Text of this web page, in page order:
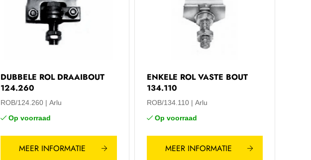
DUBBELE ROL DRAAIBOUT
124.260
ROB/124.260
Arlu
Op voorraad
MEER INFORMATIE
ENKELE ROL VASTE BOUT
134.110
ROB/134.110
Arlu
Op voorraad
MEER INFORMATIE